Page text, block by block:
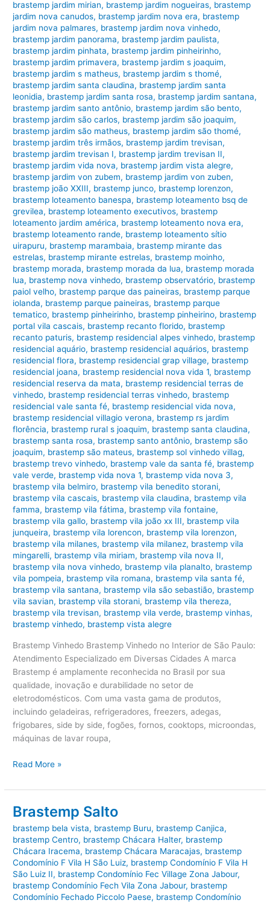
brastemp jardim mirian, brastemp jardim nogueiras, brastemp
jardim nova canudos, brastemp jardim nova era, brastemp
jardim nova palmares, brastemp jardim nova vinhedo,
brastemp jardim panorama, brastemp jardim paulista,
brastemp jardim pinhata, brastemp jardim pinheirinho,
brastemp jardim primavera, brastemp jardim s joaquim,
brastemp jardim s matheus, brastemp jardim s thomé,
brastemp jardim santa claudina, brastemp jardim santa
leonidia, brastemp jardim santa rosa, brastemp jardim santana,
brastemp jardim santo antônio, brastemp jardim são bento,
brastemp jardim são carlos, brastemp jardim são joaquim,
brastemp jardim são matheus, brastemp jardim são thomé,
brastemp jardim três irmãos, brastemp jardim trevisan,
brastemp jardim trevisan I, brastemp jardim trevisan II,
brastemp jardim vida nova, brastemp jardim vista alegre,
brastemp jardim von zubem, brastemp jardim von zuben,
brastemp joão XXIII, brastemp junco, brastemp lorenzon,
brastemp loteamento banespa, brastemp loteamento bsq de
grevilea, brastemp loteamento executivos, brastemp
loteamento jardim américa, brastemp loteamento nova era,
brastemp loteamento rande, brastemp loteamento sítio
uirapuru, brastemp marambaia, brastemp mirante das
estrelas, brastemp mirante estrelas, brastemp moinho,
brastemp morada, brastemp morada da lua, brastemp morada
lua, brastemp nova vinhedo, brastemp observatório, brastemp
paiol velho, brastemp parque das paineiras, brastemp parque
iolanda, brastemp parque paineiras, brastemp parque
tematico, brastemp pinheirinho, brastemp pinheirino, brastemp
portal vila cascais, brastemp recanto florido, brastemp
recanto paturis, brastemp residencial alpes vinhedo, brastemp
residencial aquário, brastemp residencial aquários, brastemp
residencial flora, brastemp residencial grap village, brastemp
residencial joana, brastemp residencial nova vida 1, brastemp
residencial reserva da mata, brastemp residencial terras de
vinhedo, brastemp residencial terras vinhedo, brastemp
residencial vale santa fé, brastemp residencial vida nova,
brastemp residencial villagio verona, brastemp rs jardim
florência, brastemp rural s joaquim, brastemp santa claudina,
brastemp santa rosa, brastemp santo antônio, brastemp são
joaquim, brastemp são mateus, brastemp sol vinhedo villag,
brastemp trevo vinhedo, brastemp vale da santa fé, brastemp
vale verde, brastemp vida nova 1, brastemp vida nova 3,
brastemp vila belmiro, brastemp vila benedito storani,
brastemp vila cascais, brastemp vila claudina, brastemp vila
famma, brastemp vila fátima, brastemp vila fontaine,
brastemp vila gallo, brastemp vila joão xx III, brastemp vila
junqueira, brastemp vila lorencon, brastemp vila lorenzon,
brastemp vila milanes, brastemp vila milanez, brastemp vila
mingarelli, brastemp vila miriam, brastemp vila nova II,
brastemp vila nova vinhedo, brastemp vila planalto, brastemp
vila pompeia, brastemp vila romana, brastemp vila santa fé,
brastemp vila santana, brastemp vila são sebastião, brastemp
vila savian, brastemp vila storani, brastemp vila thereza,
brastemp vila trevisan, brastemp vila verde, brastemp vinhas,
brastemp vinhedo, brastemp vista alegre
Brastemp Vinhedo Brastemp Vinhedo no Interior de São Paulo:
Atendimento Especializado em Diversas Cidades A marca
Brastemp é amplamente reconhecida no Brasil por sua
qualidade, inovação e durabilidade no setor de
eletrodomésticos. Com uma vasta gama de produtos,
incluindo geladeiras, refrigeradores, freezers, adegas,
frigobares, side by side, fogões, fornos, cooktops, microondas,
máquinas de lavar roupa,
Brastemp
Read More »
Brastemp Salto
brastemp bela vista, brastemp Buru, brastemp Canjica,
brastemp Centro, brastemp Chácara Halter, brastemp
Chácara Iracema, brastemp Chácara Maracajas, brastemp
Condomínio F Vila H São Luiz, brastemp Condomínio F Vila H
São Luiz II, brastemp Condomínio Fec Village Zona Jabour,
brastemp Condomínio Fech Vila Zona Jabour, brastemp
Condomínio Fechado Piccolo Paese, brastemp Condomínio